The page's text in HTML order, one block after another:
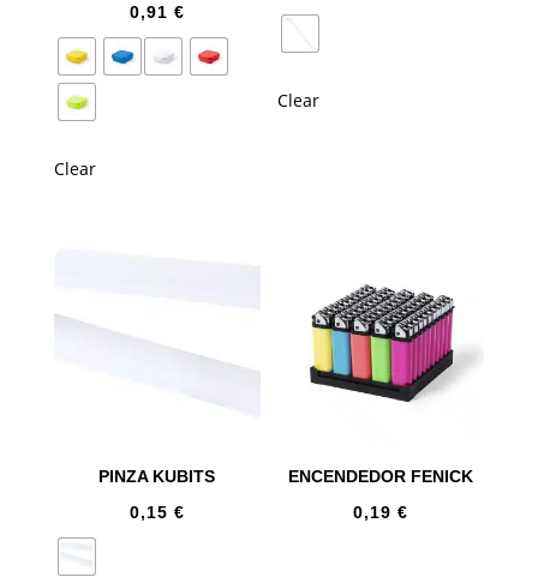
0,91 €
Clear
Clear
PINZA KUBITS
0,15 €
ENCENDEDOR FENICK
0,19€